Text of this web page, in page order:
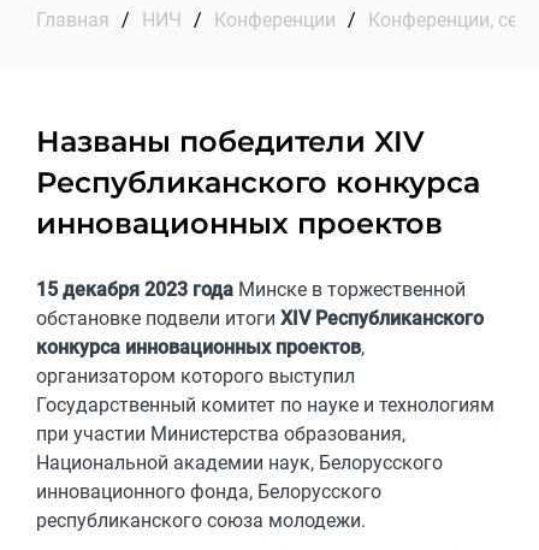
Главная / НИЧ / Конференции / Конференции,
Названы победители XIV
Республиканского конкурса
инновационных проектов
15 декабря 2023 года Минске в торжественной
обстановке подвели итоги XIV Республиканского
конкурса инновационных проектов,
организатором которого выступил
Государственный комитет по науке и технологиям
при участии Министерства образования,
Национальной академии наук, Белорусского
инновационного фонда, Белорусского
республиканского союза молодежи.